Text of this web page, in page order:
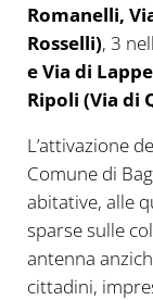
Romanelli,
Rosselli), 3
e Via di
Ripoli (Via di
L’attivazione
Comune di
abitative, alle
sparse sulle
antenna
cittadini,